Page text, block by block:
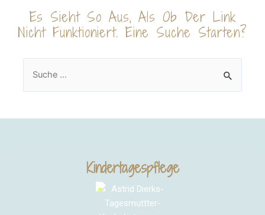
Es Sieht So Aus, Als Ob Der Link
Nicht Funktioniert. Eine Suche Starten?
Kindertagespflege